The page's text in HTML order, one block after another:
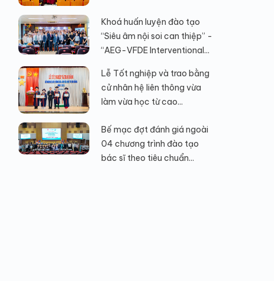
Khoá huấn luyện đào tạo
“Siêu âm nội soi can thiệp” -
“AEG-VFDE Interventional...
Lễ Tốt nghiệp và trao bằng
cử nhân hệ liên thông vừa
làm vừa học từ cao...
Bế mạc đợt đánh giá ngoài
04 chương trình đào tạo
bác sĩ theo tiêu chuẩn...